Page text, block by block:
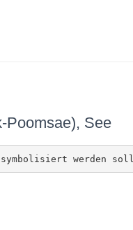
Poomsae), See
werden